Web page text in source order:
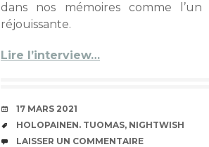
dans nos mémoires comme
réjouissante.
Lire l’interview…
DATE
17 MARS 2021
ÉTIQUETTES
HOLOPAINEN. TUOMAS, NIGHTWISH
COMMENTAIRES
LAISSER UN COMMENTAIRE